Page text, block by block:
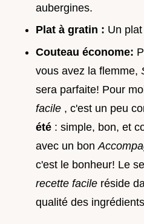
aubergines.
Plat à gratin : Un
Couteau économe:
vous avez la flemme,
sera parfaite! Pour
facile , c'est un peu
été : simple, bon, et
avec un bon
c'est le bonheur! Le
recette facile réside
qualité des